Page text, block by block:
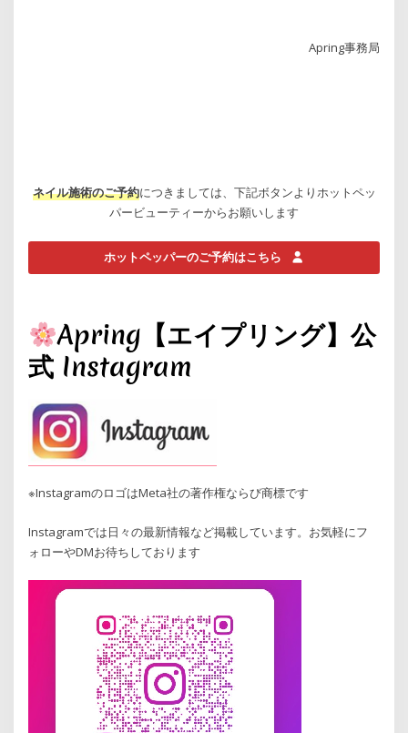
Apring事務局
ネイル施術のご予約につきましては、下記ボタンよりホットペッ
パービューティーからお願いします
ホットペッパーのご予約はこちら
Apring【エイプリング】公
式 Instagram
※InstagramのロゴはMeta社の著作権ならび商標です
Instagramでは日々の最新情報など掲載しています。お気軽にフ
ォローやDMお待ちしております